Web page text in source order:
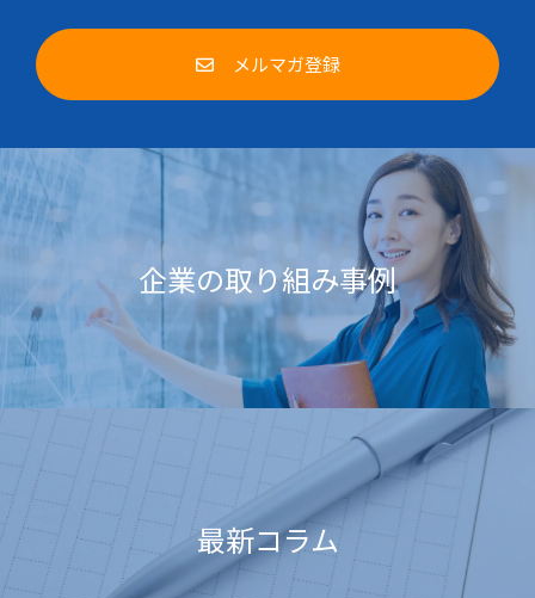
メルマガ登録
企業の取り組み事例
最新コラム